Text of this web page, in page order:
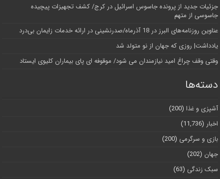
جزئیات جدید از پرونده جاسوس اسرائیل در کرج/‌ کشف تجهیزات پیچیده
جاسوسی از متهم
عناوین روزنامه‌های البرز در ‌18 آذرماه/صدرنشینی در ارائه خدمات زایمان بی‌درد
یادداشت| روزی که جهان از نو متولد شد
وقتی وقف چراغ امید نیازمندان می شود/ موقوفه ای پای بیماران کلیوی ایستاد
دسته‌ها
آشپزی و غذا (200)
اخبار (11,736)
بازی و سرگرمی (200)
جهان (202)
سبک زندگی (63)